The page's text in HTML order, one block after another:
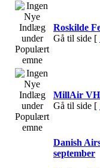
Roskilde
Gå til side [
MillAir
Gå til side [
Danish
september